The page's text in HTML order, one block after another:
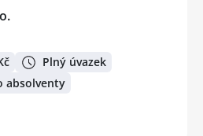
Plný úvazek
absolventy